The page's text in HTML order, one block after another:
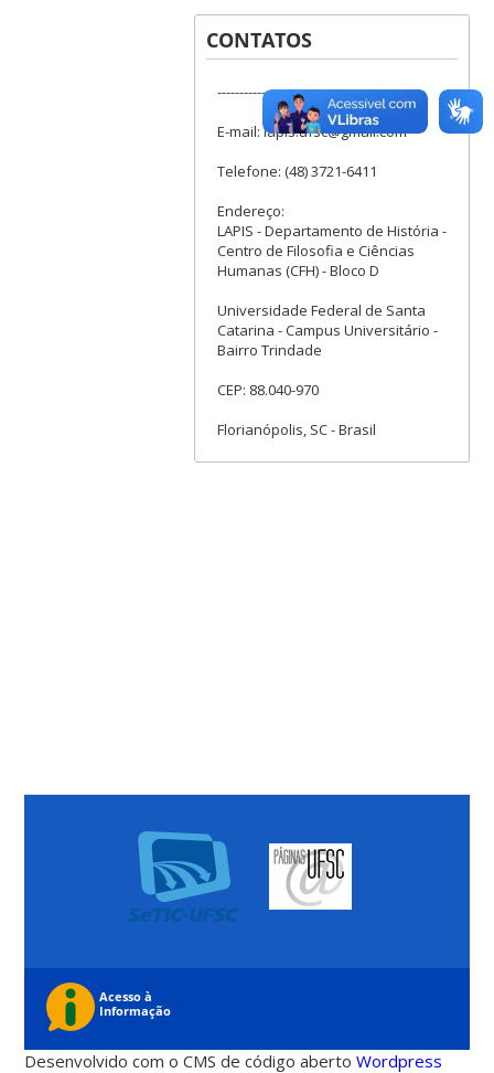
CONTATOS
--------------------------------------------
E-mail: lapis.ufsc@gmail.com
Telefone: (48) 3721-6411
Endereço:
LAPIS - Departamento de História -
Centro de Filosofia e Ciências
Humanas (CFH) - Bloco D
Universidade Federal de Santa
Catarina - Campus Universitário -
Bairro Trindade
CEP: 88.040-970
Florianópolis, SC - Brasil
Desenvolvido com o CMS de código abertoWordpress